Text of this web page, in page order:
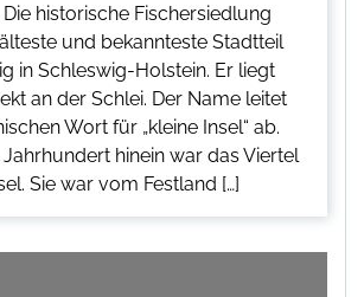
Die historische Fischersiedlung
und bekannteste Stadtteil
in Schleswig-Holstein. Er liegt
an der Schlei. Der Name leitet
Wort für „kleine Insel“ ab.
Jahrhundert hinein war das Viertel
Sie war vom Festland […]